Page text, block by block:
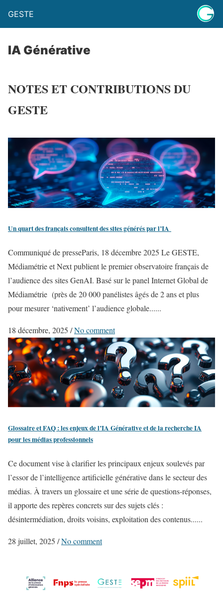
GESTE
IA Générative
NOTES ET CONTRIBUTIONS DU
GESTE
Un quart des français consultent des sites générés par l’IA
Communiqué de presseParis, 18 décembre 2025 Le GESTE,
Médiamétrie et Next publient le premier observatoire français de
l’audience des sites GenAI. Basé sur le panel Internet Global de
Médiamétrie (près de 20 000 panélistes âgés de 2 ans et plus
pour mesurer ‘nativement’ l’audience globale......
18 décembre, 2025 /No comment
Glossaire et FAQ : les enjeux de l’IA Générative et de la recherche IA
pour les médias professionnels
Ce document vise à clarifier les principaux enjeux soulevés par
l’essor de l’intelligence artificielle générative dans le secteur des
médias. À travers un glossaire et une série de questions-réponses,
il apporte des repères concrets sur des sujets clés :
désintermédiation, droits voisins, exploitation des contenus......
28 juillet, 2025 /No comment